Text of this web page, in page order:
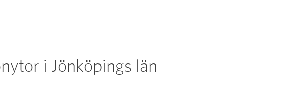
i Jönköpings län